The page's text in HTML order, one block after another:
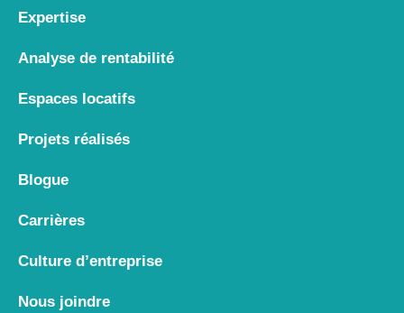
Expertise
Analyse de rentabilité
Espaces locatifs
Projets réalisés
Blogue
Carrières
Culture d’entreprise
Nous joindre